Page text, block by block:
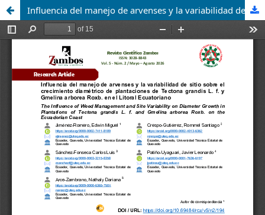
Influencia del manejo de arvenses y la variabilidad de sitio sobre el crecimiento diamétrico de plantaciones de Tectona grandis L. f. y Gmelina arborea Roxb. en el Litoral Ecuatoriano